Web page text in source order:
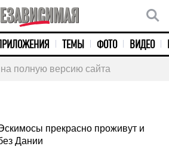
ПРИЛОЖЕНИЯ ТЕМЫ ФОТО ВИДЕО
полную версию сайта
прекрасно проживут и
Дании